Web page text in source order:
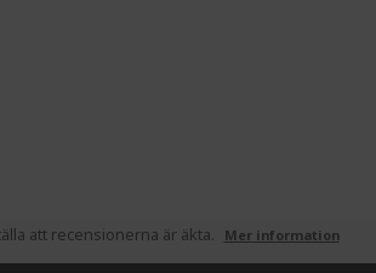
att recensionerna är äkta. Mer information